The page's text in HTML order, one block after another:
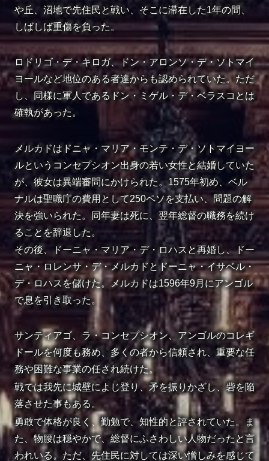
や丘、沼地で先住民と戦い、そこに滞在した1年の間、
しばしば重傷を負った。
ロドリゴ・デ・キロガ、ドン・アロンソ・デ・ソトマイ
ヨールなど地位のある者達からも認められていた。ただ
し、同様に軍人であるドン・ミゲル・デ・ベラスコとは
確執があった。
メルカドはドニャ・マリア・モンテ・デ・ソトマイヨー
ルというコンセプシオン出身の若い女性と結婚していた
が、彼女は異端審問にかけられた。1575年初め、ベル
ナルは聖職庁の費用として250ペソを支払い、問題の解
決を強いられた。同年妻は死に、翌年総督の職務を続け
ることを辞退した。
その後、ドーニャ・マリア・デ・ロハスと再婚し、ドー
ニャ・ロレンサ・デ・メルカドとドーニャ・イサベル・
デ・ロハスを儲けた。メルカドは1596年9月にアンゴル
で息を引き取った。
サンティアゴ、ラ・コンセプシオン、アンゴルのコレギ
ドールを何度も務め、多くの者から信頼され、重要な任
務や困難な事業の任され続けた。
戦では我先に城壁によじ登り、矛を振りかざし、砦を陥
落させた事もある。
勇敢で体格が良く、勤勉で、知性的と評されていた。ま
た、物腰は穏やかで、総督にふさわしい人物だったと言
われいる。ただ、先住民に対しては深い憎しみを感じて